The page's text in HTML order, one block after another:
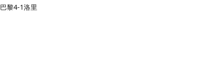
黎4-1洛里